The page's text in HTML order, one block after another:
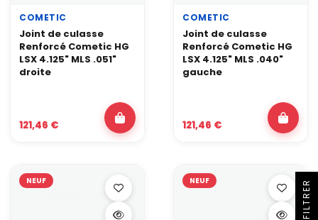
COMETIC
Joint de culasse
Renforcé Cometic HG
LSX 4.125" MLS .051"
droite
121,46 €
COMETIC
Joint de culasse
Renforcé Cometic HG
LSX 4.125" MLS .040"
gauche
121,46 €
NEUF NEUF R